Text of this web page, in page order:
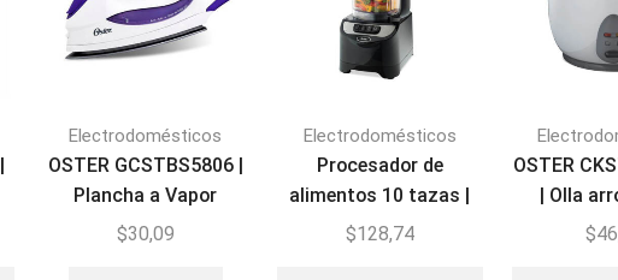
Electrodomésticos
OSTER GCSTBS5806 |
Plancha a Vapor
$30,09
Electrodomésticos
Procesador de
alimentos 10 tazas |
Oster FPSTFP1355
$128,74
OSTER
| Olla
$